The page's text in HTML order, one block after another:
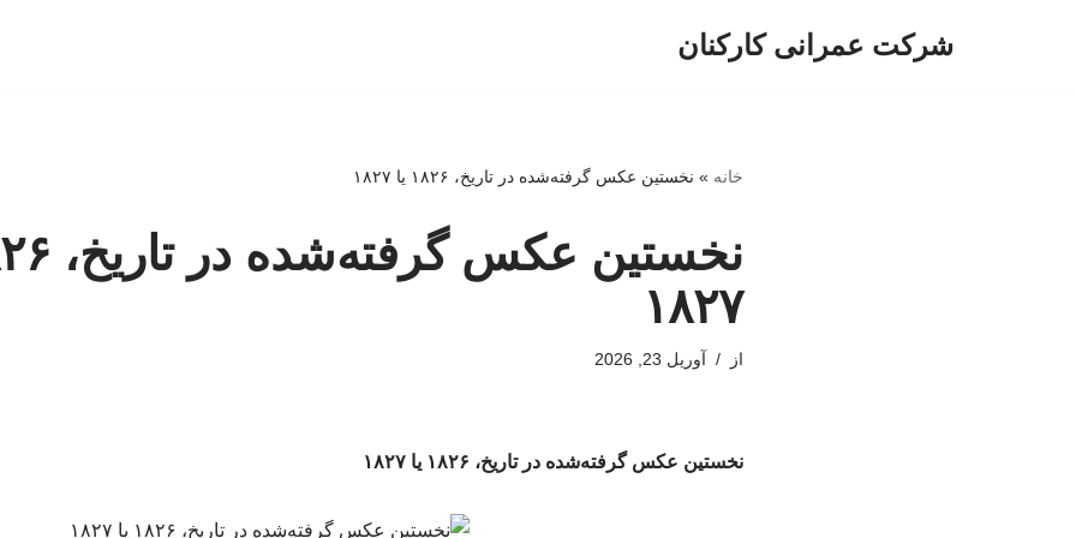
شرکت عمرانی کارکنان
خانه » نخستین عکس گرفته‌شده در تاریخ، ۱۸۲۶ یا ۱۸۲۷
۱۸۲۷
از آوریل 23, 2026
نخستین عکس گرفته‌شده در تاریخ، ۱۸۲۶ یا ۱۸۲۷